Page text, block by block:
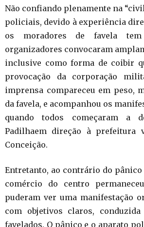
Não confiando plenamente na
policiais, devido à experiência
os moradores de favela
organizadores convocaram
inclusive como forma de coibir
provocação da corporação
imprensa compareceu em peso,
da favela, e acompanhou os
quando todos começaram a
Padilhaem direção à prefeitura
Conceição.
Entretanto, ao contrário do pânico
comércio do centro
puderam ver uma manifestação
com objetivos claros,
favelados. O pânico e o aparato